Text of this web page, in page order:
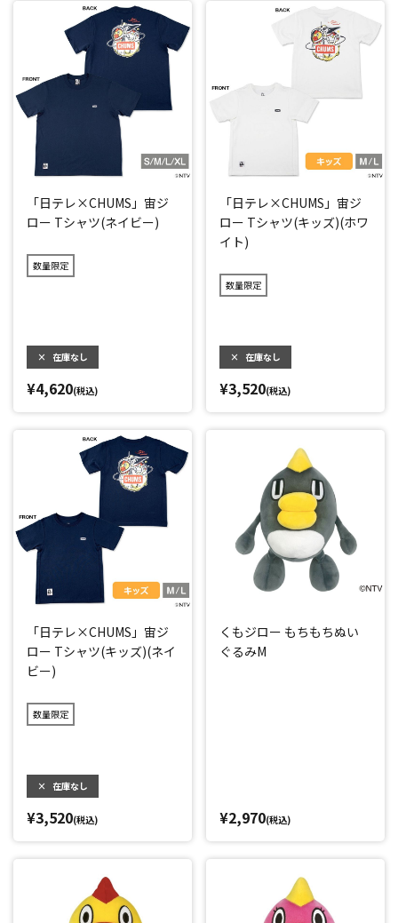
「日テレ×CHUMS」宙ジ
ロー Tシャツ(ネイビー)
数量限定
× 在庫なし
¥4,620(税込)
「日テレ×CHUMS」宙ジ
ロー Tシャツ(キッズ)(ホワ
イト)
数量限定
× 在庫なし
¥3,520(税込)
「日テレ×CHUMS」宙ジ
ロー Tシャツ(キッズ)(ネイ
ビー)
数量限定
× 在庫なし
¥3,520(税込)
くもジロー もちもちぬい
ぐるみM
¥2,970(税込)